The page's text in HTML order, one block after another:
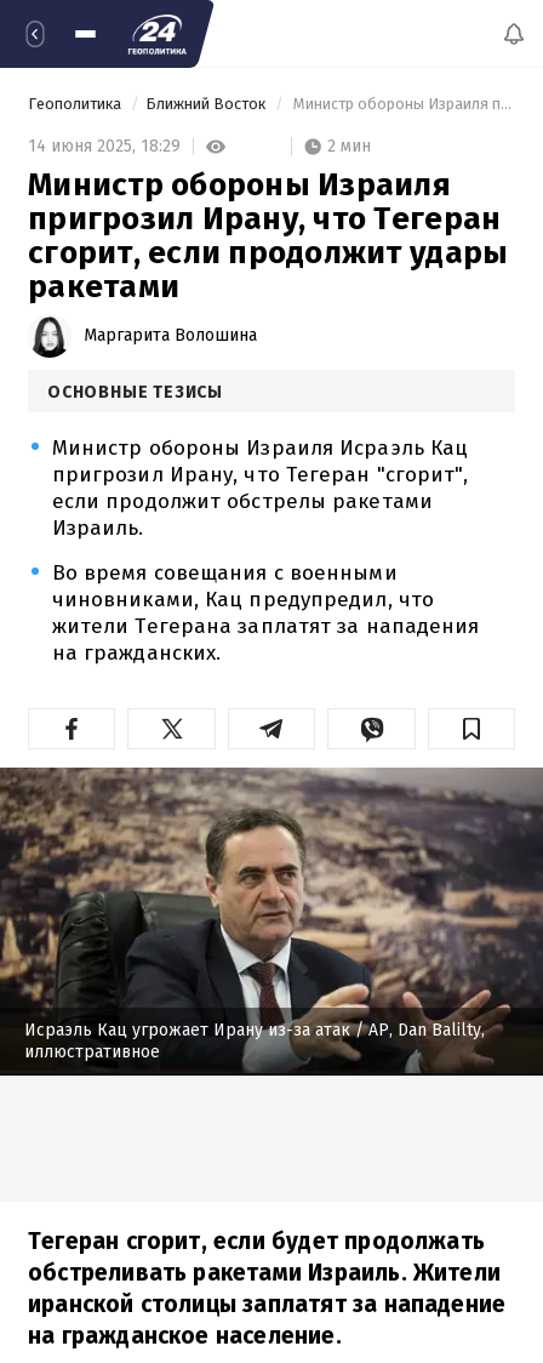
Геополитика Ближний Восток Министр обороны Израиля пригрозил Ирану, что Тегеран сгорит, если продолжит удары ракетами
14 июня 2025, 18:29 2 мин
Министр обороны Израиля
пригрозил Ирану, что Тегеран
сгорит, если продолжит удары
ракетами
Маргарита Волошина
ОСНОВНЫЕ ТЕЗИСЫ
Министр обороны Израиля Исраэль Кац
пригрозил Ирану, что Тегеран "сгорит",
если продолжит обстрелы ракетами
Израиль.
Во время совещания с военными
чиновниками, Кац предупредил, что
жители Тегерана заплатят за нападения
на гражданских.
Исраэль Кац угрожает Ирану из-за атак/ AP, Dan Balilty,
иллюстративное
Тегеран сгорит, если будет продолжать
обстреливать ракетами Израиль. Жители
иранской столицы заплатят за нападение
на гражданское население.